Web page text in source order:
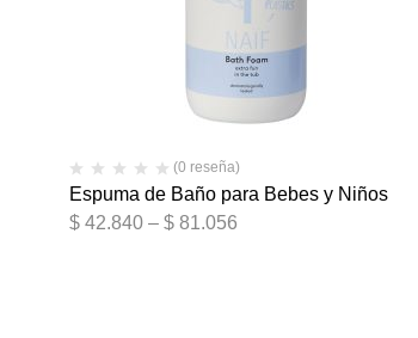
(0 reseña)
Espuma de Baño para Bebes y Niños
$ 42.840 – $ 81.056